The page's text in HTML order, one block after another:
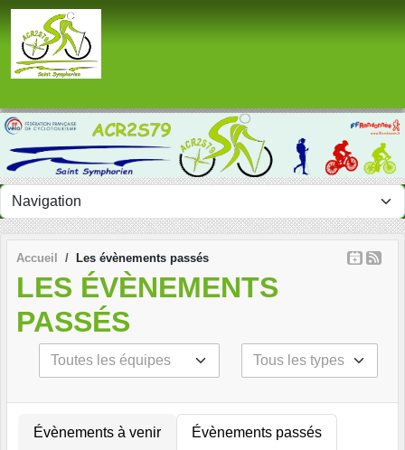
Accueil Les évènements passés
LES ÉVÈNEMENTS
PASSÉS
Évènements à venir Évènements passés
Panneau de gestion des cookies